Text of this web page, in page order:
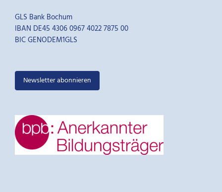
GLS Bank Bochum
IBAN DE45 4306 0967 4022 7875 00
BIC GENODEM1GLS
Newsletter abonnieren